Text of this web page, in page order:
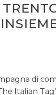
di
Italian